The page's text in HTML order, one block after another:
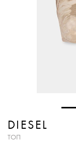
DIESEL
ТОП